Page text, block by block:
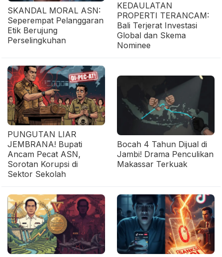
SKANDAL MORAL ASN:
Seperempat Pelanggaran
Etik Berujung
Perselingkuhan
KEDAULATAN
PROPERTI TERANCAM:
Bali Terjerat Investasi
Global dan Skema
Nominee
PUNGUTAN LIAR
JEMBRANA! Bupati
Ancam Pecat ASN,
Sorotan Korupsi di
Sektor Sekolah
Bocah 4 Tahun Dijual di
Jambi! Drama Penculikan
Makassar Terkuak